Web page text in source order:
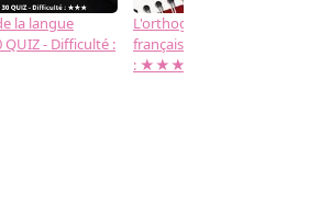
la langue
QUIZ - Difficulté :
L'orthographe de la langue
française (2) -( 20 QUIZ -
: ★★★